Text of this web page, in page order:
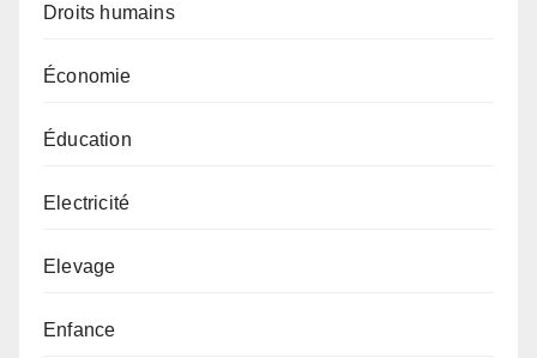
Droits humains
Économie
Éducation
Electricité
Elevage
Enfance